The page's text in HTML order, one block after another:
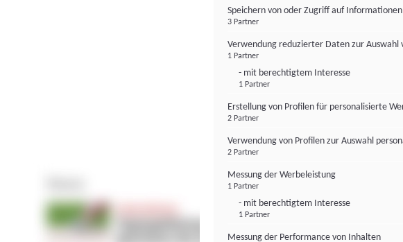
Speichern von oder Zugriff auf
3 Partner
Verwendung reduzierter Daten zur Auswahl
1 Partner
- mit berechtigtem Interesse
1 Partner
Erstellung von Profilen für personalisierte
2 Partner
Verwendung von Profilen zur Auswahl
2 Partner
Messung der Werbeleistung
1 Partner
- mit berechtigtem Interesse
1 Partner
Messung der Performance von Inhalten